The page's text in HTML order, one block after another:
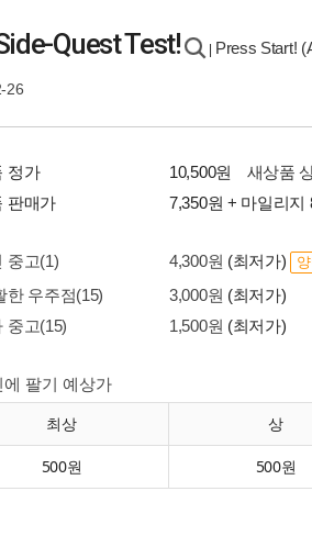
Quest Test! Press Start!
26
정가 10,500원
새상품
판매가
7,350원 + 마일리지
중고(1) 4,300원 (최저가)
한 우주점(15) 3,000원 (최저가)
중고(15)
1,500원 (최저가)
에 팔기 예상가
최상 상
500원 500원